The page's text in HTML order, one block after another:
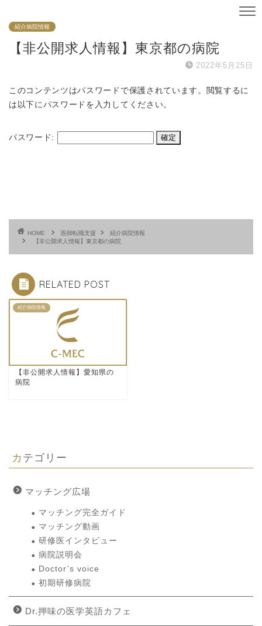
紹介病院情報
【非公開求人情報】東京都の病院
2022年5月25日
このコンテンツはパスワードで保護されています。閲覧するに
は以下にパスワードを入力してください。
パスワード:
HOME 医師転職支援
紹介病院情報
【非公開求人情報】東京都の病院
RELATED POST
紹介病院情報
【非公開求人情報】愛知県の
病院
カテゴリー
マッチング広場
マッチング完全ガイド
マッチング動画
研修医インタビュー
病院説明会
Doctor’s voice
初期研修病院
Dr.押味の医学英語カフェ